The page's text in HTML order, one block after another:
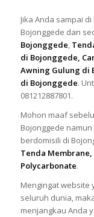
Jika Anda sampai
Bojonggede dan
Bojonggede,
di Bojonggede,
Awning Gulung di
di Bojonggede.
081212887801.
Mohon maaf
Bojonggede
berdomisili di
Tenda Membrane,
Polycarbonate.
Mengingat website
seluruh dunia,
menjangkau Anda